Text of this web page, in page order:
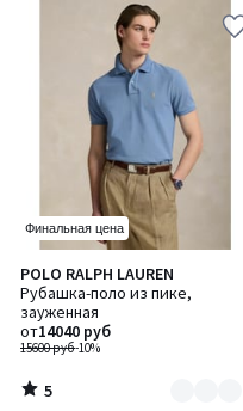
Финальная цена
POLO RALPH LAUREN
Рубашка-поло из пике,
зауженная
15600 руб-10%
от14040 руб
5
/
5
Количество
цветов:
2
5
/